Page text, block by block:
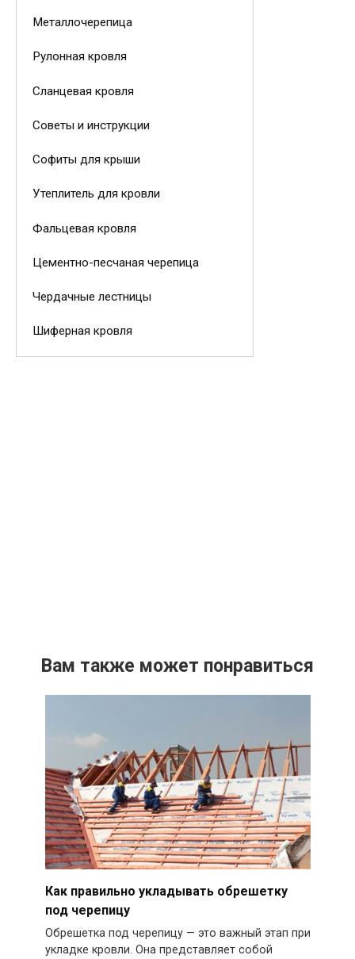
Металлочерепица
Рулонная кровля
Сланцевая кровля
Советы и инструкции
Софиты для крыши
Утеплитель для кровли
Фальцевая кровля
Цементно-песчаная черепица
Чердачные лестницы
Шиферная кровля
Вам также может понравиться
Как правильно укладывать обрешетку
под черепицу
Обрешетка под черепицу — это важный этап при
укладке кровли. Она представляет собой